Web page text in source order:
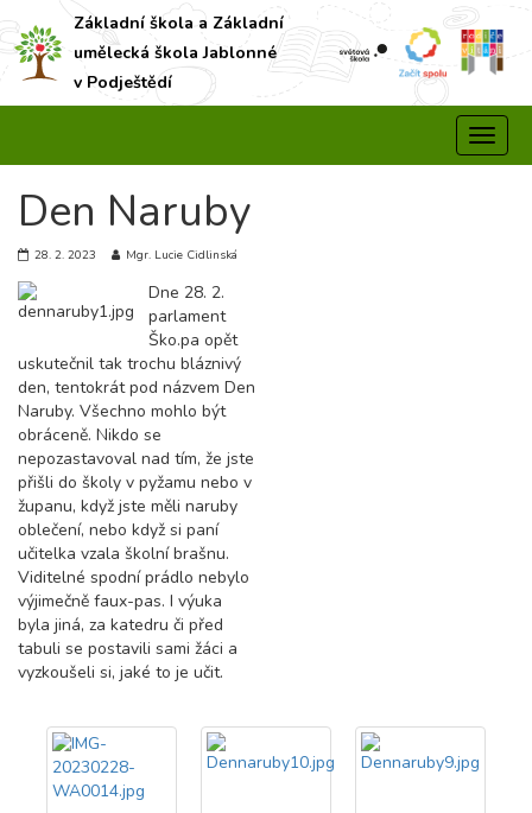
Základní škola a Základní
umělecká škola Jablonné
v Podještědí
Den Naruby
28. 2. 2023 Mgr. Lucie Cidlinská
Dne 28. 2.
parlament
Ško.pa opět
uskutečnil tak trochu bláznivý
den, tentokrát pod názvem Den
Naruby. Všechno mohlo být
obráceně. Nikdo se
nepozastavoval nad tím, že jste
přišli do školy v pyžamu nebo v
županu, když jste měli naruby
oblečení, nebo když si paní
učitelka vzala školní brašnu.
Viditelné spodní prádlo nebylo
výjimečně faux-pas. I výuka
byla jiná, za katedru či před
tabuli se postavili sami žáci a
vyzkoušeli si, jaké to je učit.